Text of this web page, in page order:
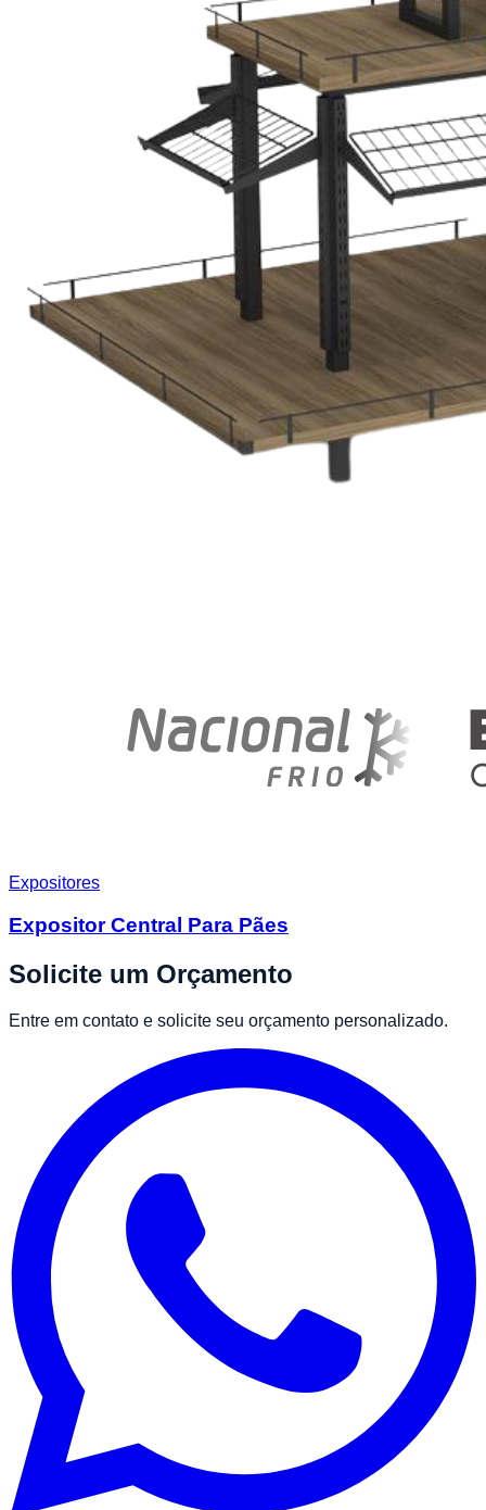
Expositores
Expositor Central Para Pães
Solicite um Orçamento
Entre em contato e solicite seu orçamento personalizado.